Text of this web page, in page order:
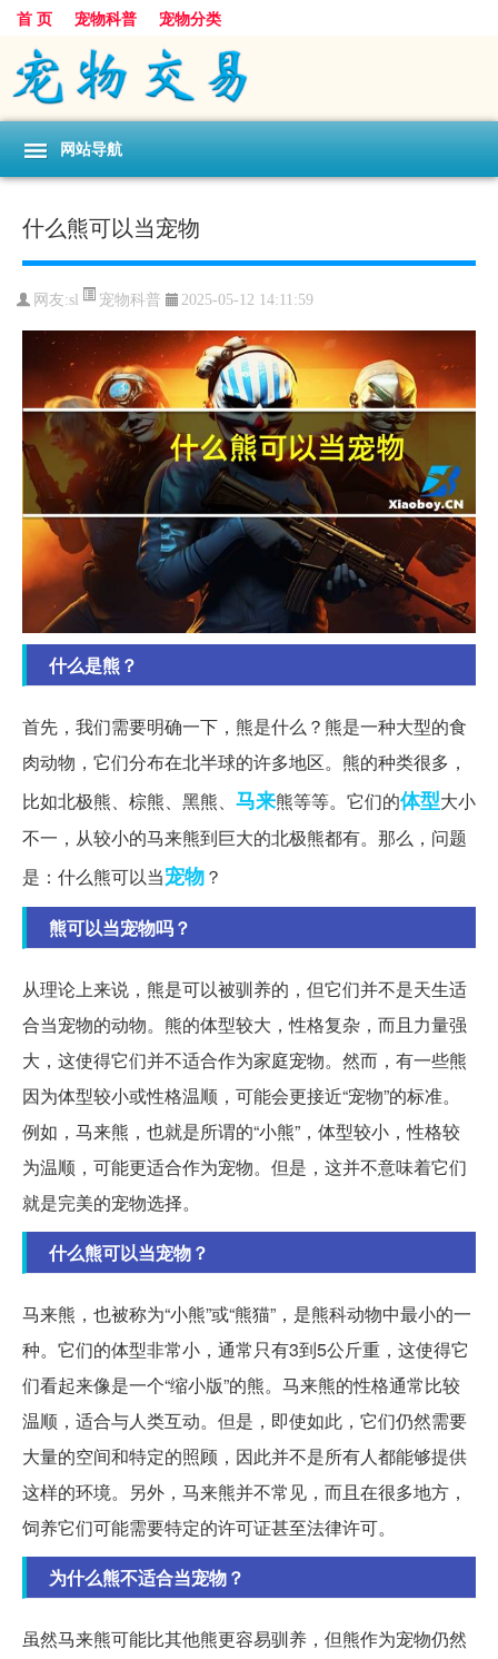
首 页 宠物科普 宠物分类
网站导航
什么熊可以当宠物
网友:sl 宠物科普 2025-05-12 14:11:59
什么是熊？
首先，我们需要明确一下，熊是什么？熊是一种大型的食
肉动物，它们分布在北半球的许多地区。熊的种类很多，
比如北极熊、棕熊、黑熊、 马来熊等等。它们的体型大小
不一，从较小的马来熊到巨大的北极熊都有。那么，问题
是：什么熊可以当宠物？
熊可以当宠物吗？
从理论上来说，熊是可以被驯养的，但它们并不是天生适
合当宠物的动物。熊的体型较大，性格复杂，而且力量强
大，这使得它们并不适合作为家庭宠物。然而，有一些熊
因为体型较小或性格温顺，可能会更接近“宠物”的标准。
例如，马来熊，也就是所谓的“小熊”，体型较小，性格较
为温顺，可能更适合作为宠物。但是，这并不意味着它们
就是完美的宠物选择。
什么熊可以当宠物？
马来熊，也被称为“小熊”或“熊猫”，是熊科动物中最小的一
种。它们的体型非常小，通常只有3到5公斤重，这使得它
们看起来像是一个“缩小版”的熊。马来熊的性格通常比较
温顺，适合与人类互动。但是，即使如此，它们仍然需要
大量的空间和特定的照顾，因此并不是所有人都能够提供
这样的环境。另外，马来熊并不常见，而且在很多地方，
饲养它们可能需要特定的许可证甚至法律许可。
为什么熊不适合当宠物？
虽然马来熊可能比其他熊更容易驯养，但熊作为宠物仍然